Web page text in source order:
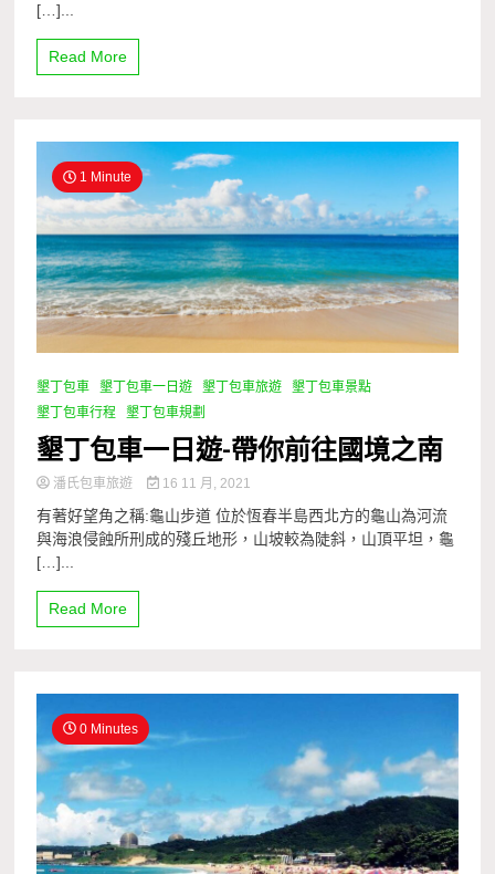
[…]...
Read More
1 Minute
墾丁包車 墾丁包車一日遊 墾丁包車旅遊
墾丁包車景點
墾丁包車行程
墾丁包車規劃
墾丁包車一日遊-帶你前往國境之南
潘氏包車旅遊 16 11 月, 2021
有著好望角之稱:龜山步道 位於恆春半島西北方的龜山為河流
與海浪侵蝕所刑成的殘丘地形，山坡較為陡斜，山頂平坦，龜
[…]...
Read More
0 Minutes